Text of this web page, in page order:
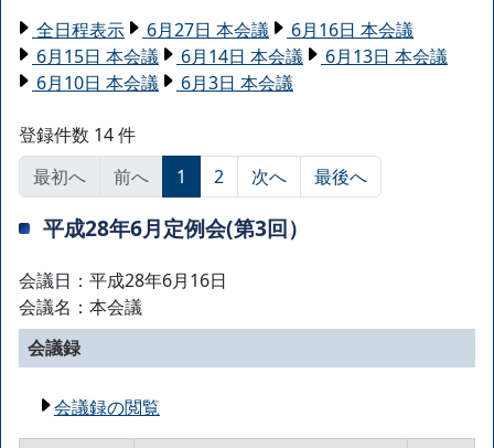
全日程表示
6月27日 本会議
6月16日 本会議
6月15日 本会議
6月14日 本会議
6月13日 本会議
6月10日 本会議
6月3日 本会議
登録件数 14 件
最初へ
前へ 1 2 次へ 最後へ
平成28年6月定例会(第3回）
会議日：平成28年6月16日
会議名：本会議
会議録
会議録の閲覧